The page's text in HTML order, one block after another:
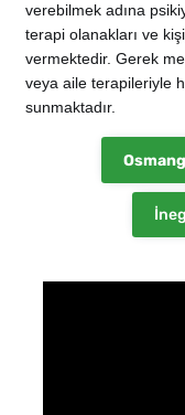
verebilmek adına
terapi olanakları ve
vermektedir. Gerek
veya aile terapileriyle
sunmaktadır.